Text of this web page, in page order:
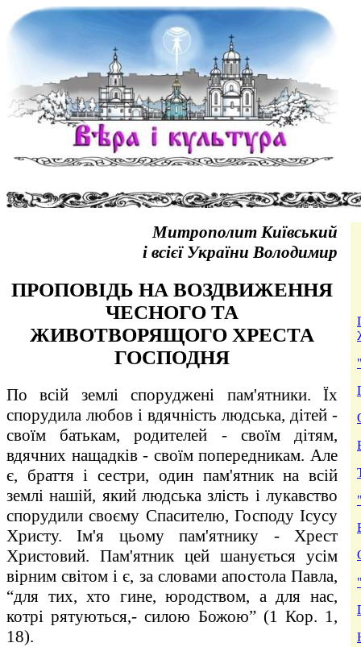
Митрополит Київський
і всієї України Володимир
ПРОПОВІДЬ НА ВОЗДВИЖЕННЯ
ЧЕСНОГО ТА
ЖИВОТВОРЯЩОГО ХРЕСТА
ГОСПОДНЯ
По всій землі споруджені пам'ятники. Їх
спорудила любов і вдячність людська, дітей -
своїм батькам, родителей - своїм дітям,
вдячних нащадків - своїм попередникам. Але
є, браття і сестри, один пам'ятник на всій
землі нашій, який людська злість і лукавство
спорудили своєму Спасителю, Господу Ісусу
Христу. Ім'я цьому пам'ятнику - Хрест
Христовий. Пам'ятник цей шанується усім
вірним світом і є, за словами апостола Павла,
“для тих, хто гине, юродством, а для нас,
котрі рятуються,- силою Божою” (1 Кор. 1,
18).